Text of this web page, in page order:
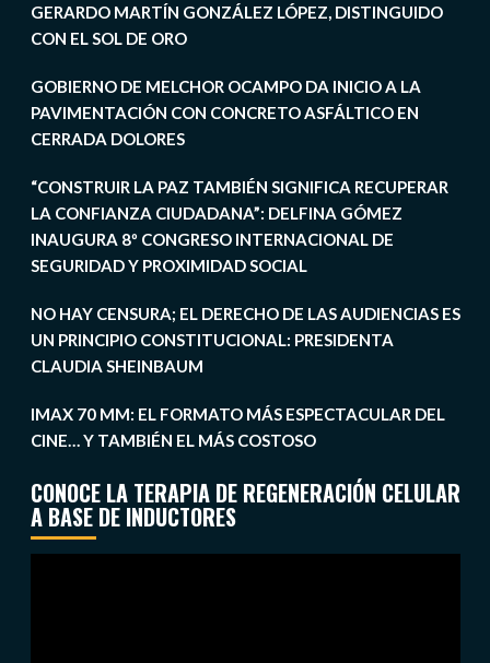
GERARDO MARTÍN GONZÁLEZ LÓPEZ, DISTINGUIDO
CON EL SOL DE ORO
GOBIERNO DE MELCHOR OCAMPO DA INICIO A LA
PAVIMENTACIÓN CON CONCRETO ASFÁLTICO EN
CERRADA DOLORES
“CONSTRUIR LA PAZ TAMBIÉN SIGNIFICA RECUPERAR
LA CONFIANZA CIUDADANA”: DELFINA GÓMEZ
INAUGURA 8º CONGRESO INTERNACIONAL DE
SEGURIDAD Y PROXIMIDAD SOCIAL
NO HAY CENSURA; EL DERECHO DE LAS AUDIENCIAS ES
UN PRINCIPIO CONSTITUCIONAL: PRESIDENTA
CLAUDIA SHEINBAUM
IMAX 70 MM: EL FORMATO MÁS ESPECTACULAR DEL
CINE… Y TAMBIÉN EL MÁS COSTOSO
CONOCE LA TERAPIA DE REGENERACIÓN CELULAR
A BASE DE INDUCTORES